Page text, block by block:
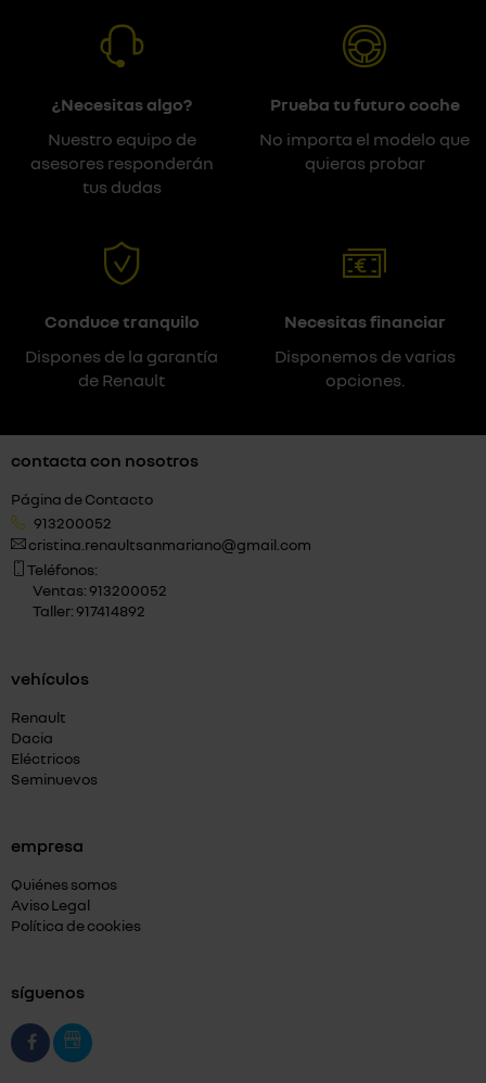
¿Necesitas algo?
Nuestro equipo de
asesores responderán
tus dudas
Prueba tu futuro coche
No importa el modelo que
quieras probar
Conduce tranquilo
Dispones de la garantía
de Renault
Necesitas financiar
Disponemos de varias
opciones.
contacta con nosotros
Página de Contacto
913200052
cristina.renaultsanmariano@gmail.com
Teléfonos:
Ventas: 913200052
Taller: 917414892
vehículos
Renault
Dacia
Eléctricos
Seminuevos
empresa
Quiénes somos
Aviso Legal
Política de cookies
síguenos